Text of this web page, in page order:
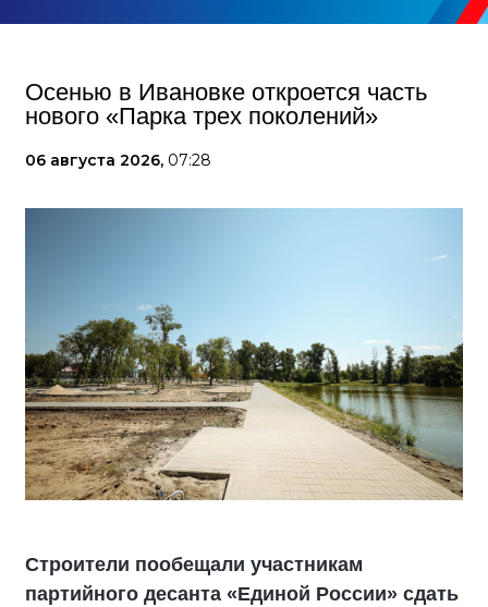
Осенью в Ивановке откроется часть
нового «Парка трех поколений»
06 августа 2026, 07:28
Строители пообещали участникам
партийного десанта «Единой России» сдать